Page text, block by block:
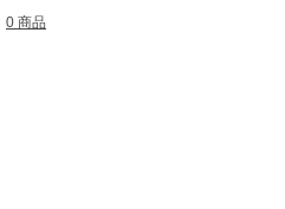
0 商品